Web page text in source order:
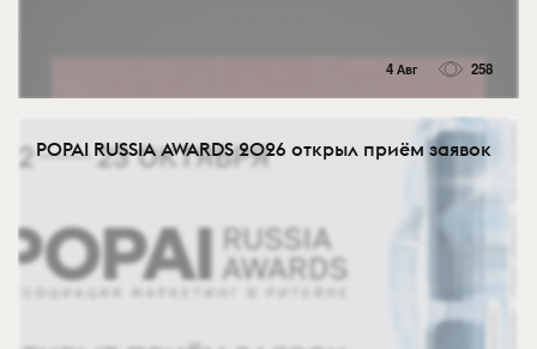
4 Авг 258
POPAI RUSSIA AWARDS 2026 открыл приём заявок